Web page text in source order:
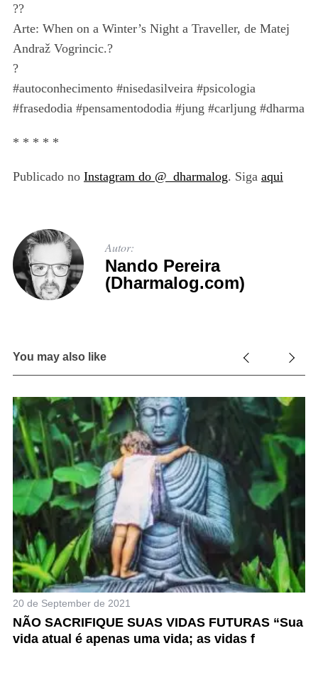
??
Arte: When on a Winter’s Night a Traveller, de Matej
Andraž Vogrincic.?
?
#autoconhecimento #nisedasilveira #psicologia
#frasedodia #pensamentododia #jung #carljung #dharma
* * * * *
Publicado no Instagram do @_dharmalog. Siga aqui
Autor:
Nando Pereira
(Dharmalog.com)
You may also like
20 de September de 2021
NÃO SACRIFIQUE SUAS VIDAS FUTURAS “Sua
vida atual é apenas uma vida; as vidas f